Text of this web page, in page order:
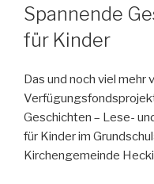
Spannende
für Kinder
Das und noch viel mehr
Geschichten – Lese-
für Kinder im
Kirchengemeinde